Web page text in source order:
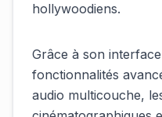
hollywoodiens.
Grâce à son
fonctionnalités
audio multicouche,